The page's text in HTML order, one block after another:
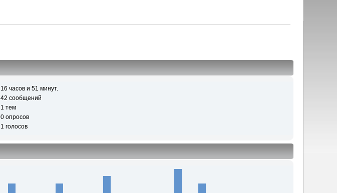
16 часов и 51 минут.
42 сообщений
1 тем
0 опросов
1 голосов